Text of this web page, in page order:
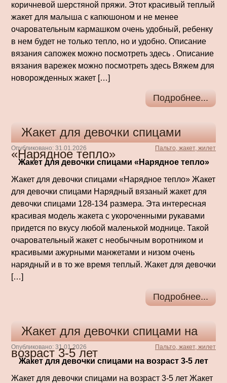
коричневой шерстяной пряжи. Этот красивый теплый
жакет для малыша с капюшоном и не менее
очаровательным кармашком очень удобный, ребенку
в нем будет не только тепло, но и удобно. Описание
вязания сапожек можно посмотреть здесь . Описание
вязания варежек можно посмотреть здесь Вяжем для
новорожденных жакет […]
Подробнее...
Жакет для девочки спицами
«Нарядное тепло»
Опубликовано: 31.01.2026 Пальто, жакет, жилет
Жакет для девочки спицами «Нарядное тепло»
Жакет для девочки спицами «Нарядное тепло» Жакет
для девочки спицами Нарядный вязаный жакет для
девочки спицами 128-134 размера. Эта интересная
красивая модель жакета с укороченными рукавами
придется по вкусу любой маленькой моднице. Такой
очаровательный жакет с необычным воротником и
красивыми ажурными манжетами и низом очень
нарядный и в то же время теплый. Жакет для девочки
[…]
Подробнее...
Жакет для девочки спицами на
возраст 3-5 лет
Опубликовано: 31.01.2026 Пальто, жакет, жилет
Жакет для девочки спицами на возраст 3-5 лет
Жакет для девочки спицами на возраст 3-5 лет Жакет